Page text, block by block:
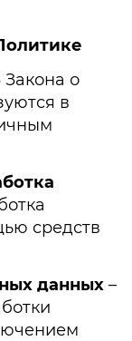
о
в
средств
данных –